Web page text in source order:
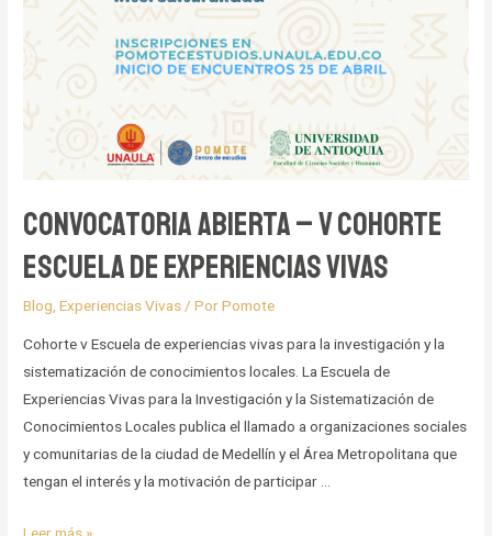
Convocatoria abierta – V cohorte
escuela de experiencias vivas
Blog ,Experiencias Vivas / PorPomote
Cohorte v Escuela de experiencias vivas para la investigación y la
sistematización de conocimientos locales. La Escuela de
Experiencias Vivas para la Investigación y la Sistematización de
Conocimientos Locales publica el llamado a organizaciones sociales
y comunitarias de la ciudad de Medellín y el Área Metropolitana que
tengan el interés y la motivación de participar …
Convocatoria